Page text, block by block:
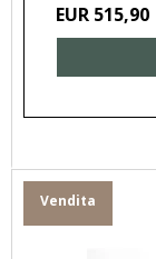
EUR 515,90
Vendita